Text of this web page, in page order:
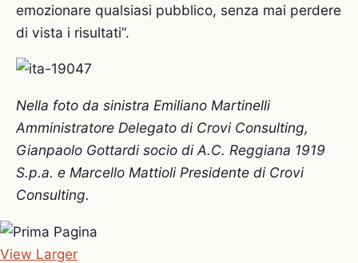
emozionare qualsiasi pubblico, senza mai perdere
di vista i risultati”.
Nella foto da sinistra Emiliano Martinelli
Amministratore Delegato di Crovi Consulting,
Gianpaolo Gottardi socio di A.C. Reggiana 1919
S.p.a. e Marcello Mattioli Presidente di Crovi
Consulting.
View Larger